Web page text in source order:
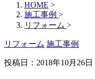
HOME >
施工事例 >
リフォーム >
リフォーム 施工事例
投稿日：2018年10月26日